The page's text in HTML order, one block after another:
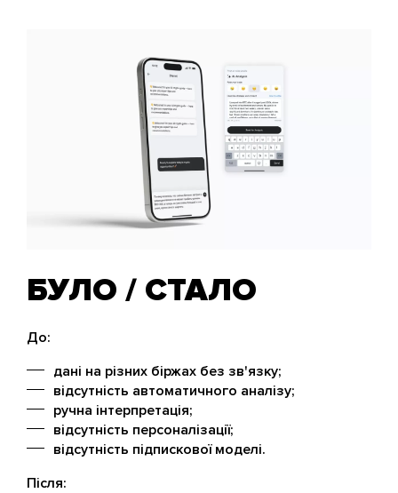
БУЛО / СТАЛО
До:
дані на різних біржах без зв'язку;
відсутність автоматичного аналізу;
ручна інтерпретація;
відсутність персоналізації;
відсутність підпискової моделі.
Після: